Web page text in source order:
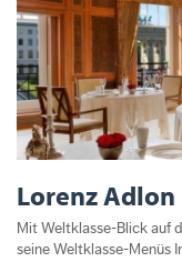
Lorenz Adlon
Mit Weltklasse-Blick auf
seine Weltklasse-Menüs